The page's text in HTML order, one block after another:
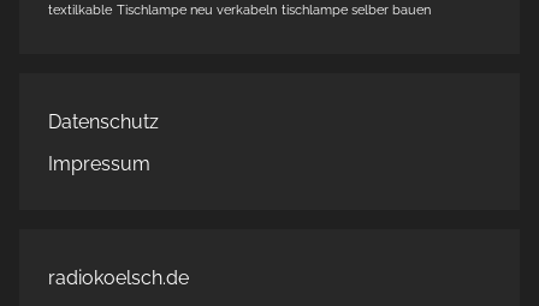
textilkable Tischlampe neu verkabeln tischlampe selber bauen
Datenschutz
Impressum
radiokoelsch.de